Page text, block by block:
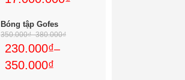
Bóng tập Gofes
350.000₫–380.000₫
230.000₫–
350.000₫